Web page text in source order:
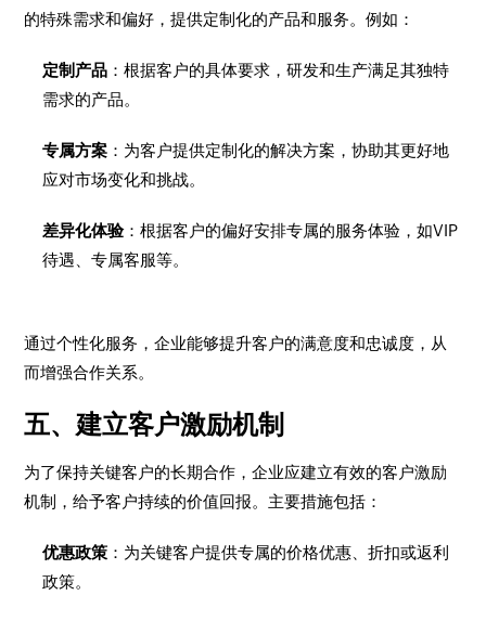
的特殊需求和偏好，提供定制化的产品和服务。例如：
定制产品 ：根据客户的具体要求，研发和生产满足其独特
需求的产品。
专属方案 ：为客户提供定制化的解决方案，协助其更好地
应对市场变化和挑战。
差异化体验：根据客户的偏好安排专属的服务体验，如VIP
待遇、专属客服等。
通过个性化服务，企业能够提升客户的满意度和忠诚度，从
而增强合作关系。
五、建立客户激励机制
为了保持关键客户的长期合作，企业应建立有效的客户激励
机制，给予客户持续的价值回报。主要措施包括：
优惠政策 ：为关键客户提供专属的价格优惠、折扣或返利
政策。